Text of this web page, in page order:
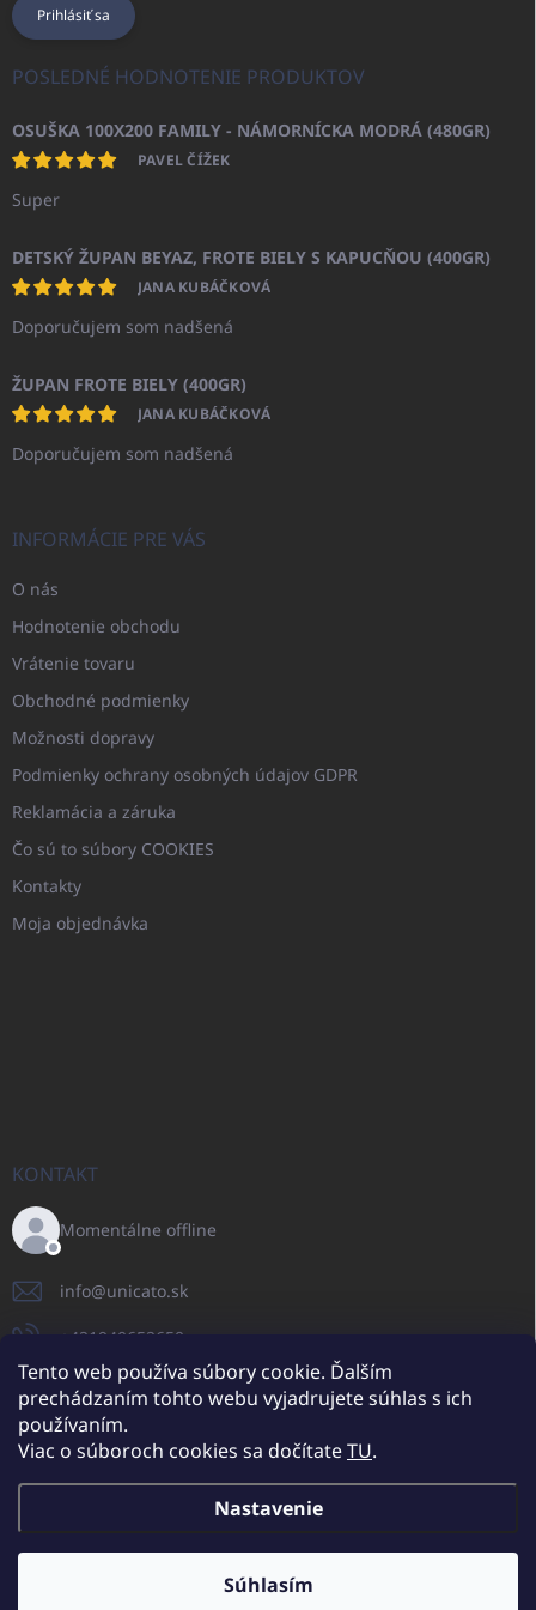
Tento web používa súbory cookie. Ďalším
prechádzaním tohto webu vyjadrujete súhlas s ich
používaním.
Viac o súboroch cookies sa dočítateTU.
Nastavenie
Súhlasím
Prihlásiť sa
POSLEDNÉ HODNOTENIE PRODUKTOV
OSUŠKA 100X200 FAMILY - NÁMORNÍCKA MODRÁ (480GR)
PAVEL ČÍŽEK
Super
DETSKÝ ŽUPAN BEYAZ, FROTE BIELY S KAPUCŇOU (400GR)
JANA KUBÁČKOVÁ
Doporučujem som nadšená
ŽUPAN FROTE BIELY (400GR)
JANA KUBÁČKOVÁ
Doporučujem som nadšená
INFORMÁCIE PRE VÁS
O nás
Hodnotenie obchodu
Vrátenie tovaru
Obchodné podmienky
Možnosti dopravy
Podmienky ochrany osobných údajov GDPR
Reklamácia a záruka
Čo sú to súbory COOKIES
Kontakty
Moja objednávka
KONTAKT
Momentálne offline
info@unicato.sk
+421940652650
UNICATO.sk
UNICATOshop.pl UNICATOshop.de
Copyright 2026UNICATO.sk. Všetky práva vyhradené.Upraviť nastavenie
cookies
Dodatočné zľavy pre VO odberateľov (pri minimálnej objednávke 400